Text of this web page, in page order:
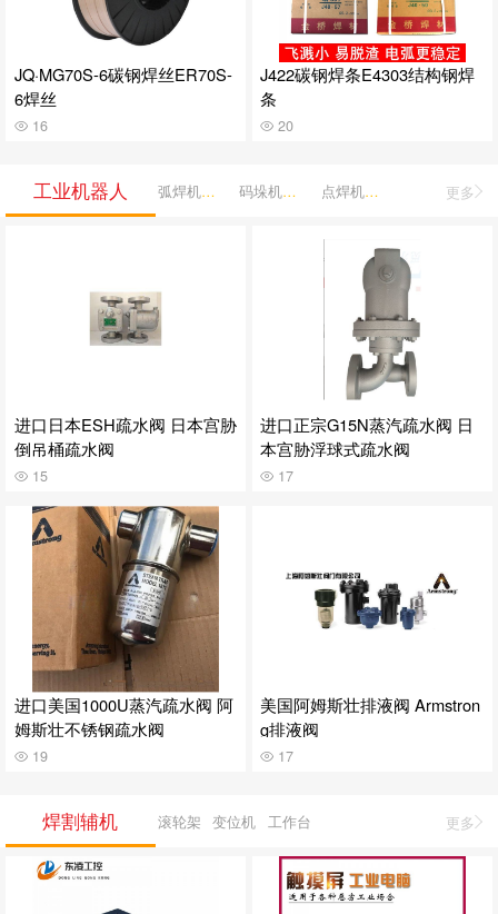
JQ·MG70S-6碳钢焊丝ER70S-
6焊丝
16
J422碳钢焊条E4303结构钢焊
条
20
工业机器人 弧焊机器人 码垛机器人 点焊机器人 更多
进口日本ESH疏水阀 日本宫胁
倒吊桶疏水阀
15
进口正宗G15N蒸汽疏水阀 日
本宫胁浮球式疏水阀
17
进口美国1000U蒸汽疏水阀 阿
姆斯壮不锈钢疏水阀
19
美国阿姆斯壮排液阀 Armstron
g排液阀
17
焊割辅机 滚轮架 变位机 工作台 更多